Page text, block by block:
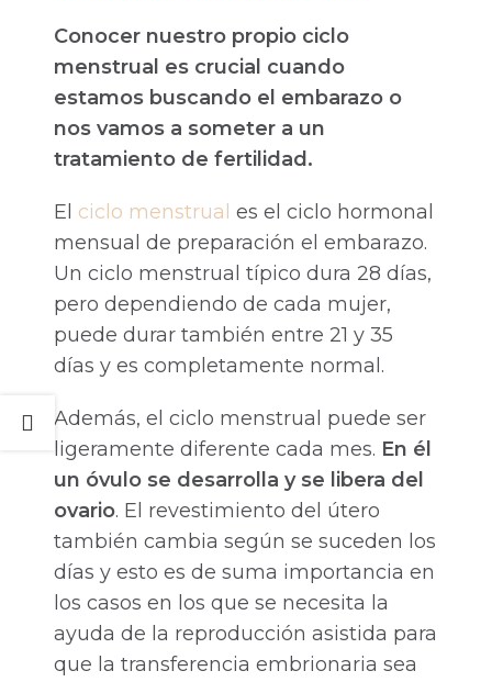
Conocer nuestro propio ciclo
menstrual es crucial cuando
estamos buscando el embarazo o
nos vamos a someter a un
tratamiento de fertilidad.
El ciclo menstrual es el ciclo hormonal
mensual de preparación el embarazo.
Un ciclo menstrual típico dura 28 días,
pero dependiendo de cada mujer,
puede durar también entre 21 y 35
días y es completamente normal.
Además, el ciclo menstrual puede ser
ligeramente diferente cada mes. En él
un óvulo se desarrolla y se libera del
ovario. El revestimiento del útero
también cambia según se suceden los
días y esto es de suma importancia en
los casos en los que se necesita la
ayuda de la reproducción asistida para
que la transferencia embrionaria sea